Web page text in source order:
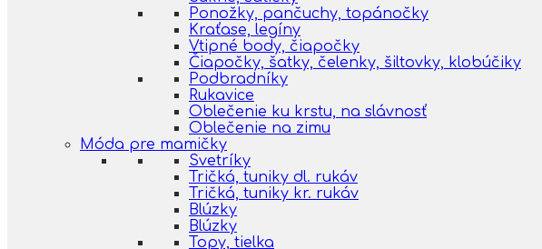
Ponožky, pančuchy, topánočky
Kraťase, legíny
Vtipné body, čiapočky
Čiapočky, šatky, čelenky, šiltovky, klobúčiky
Podbradníky
Rukavice
Oblečenie ku krstu, na slávnosť
Oblečenie na zimu
Móda pre mamičky
Svetríky
Tričká, tuniky dl. rukáv
Tričká, tuniky kr. rukáv
Blúzky
Blúzky
Topy, tielka